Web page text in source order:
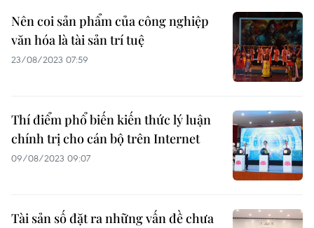
Nên coi sản phẩm của công nghiệp
văn hóa là tài sản trí tuệ
23/08/2023 07:59
Thí điểm phổ biến kiến thức lý luận
chính trị cho cán bộ trên Internet
09/08/2023 09:07
Tài sản số đặt ra những vấn đề chưa